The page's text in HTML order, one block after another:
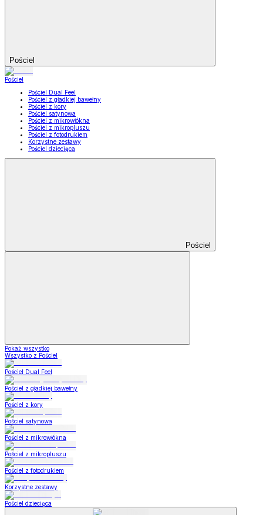
Pościel
Pościel
Pościel Dual Feel
Pościel z gładkiej bawełny
Pościel z kory
Pościel satynowa
Pościel z mikrowłókna
Pościel z mikropluszu
Pościel z fotodrukiem
Korzystne zestawy
Pościel dziecięca
Pościel
Pokaż wszystko
Wszystko z Pościel
Pościel Dual Feel
Pościel z gładkiej bawełny
Pościel z kory
Pościel satynowa
Pościel z mikrowłókna
Pościel z mikropluszu
Pościel z fotodrukiem
Korzystne zestawy
Pościel dziecięca